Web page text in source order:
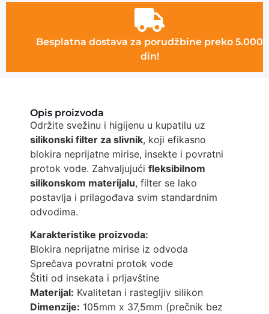
Besplatna dostava za porudžbine preko 5.000
din!
Opis proizvoda
Održite svežinu i higijenu u kupatilu uz
silikonski filter za slivnik, koji efikasno
blokira neprijatne mirise, insekte i povratni
protok vode. Zahvaljujući fleksibilnom
silikonskom materijalu, filter se lako
postavlja i prilagođava svim standardnim
odvodima.
Karakteristike proizvoda:
Blokira neprijatne mirise iz odvoda
Sprečava povratni protok vode
Štiti od insekata i prljavštine
Materijal: Kvalitetan i rastegljiv silikon
Dimenzije: 105mm x 37,5mm (prečnik bez